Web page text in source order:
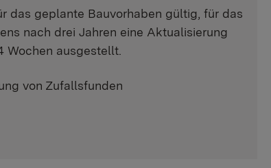
das geplante Bauvorhaben gültig, für das
nach drei Jahren eine Aktualisierung
Wochen ausgestellt.
von Zufallsfunden